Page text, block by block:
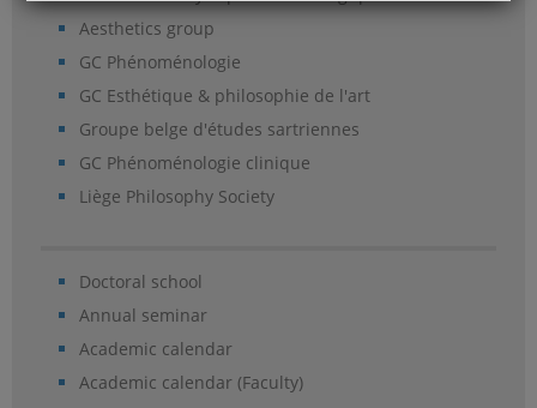
Aesthetics group
GC Phénoménologie
GC Esthétique & philosophie de l'art
Groupe belge d'études sartriennes
GC Phénoménologie clinique
Liège Philosophy Society
Doctoral school
Annual seminar
Academic calendar
Academic calendar (Faculty)